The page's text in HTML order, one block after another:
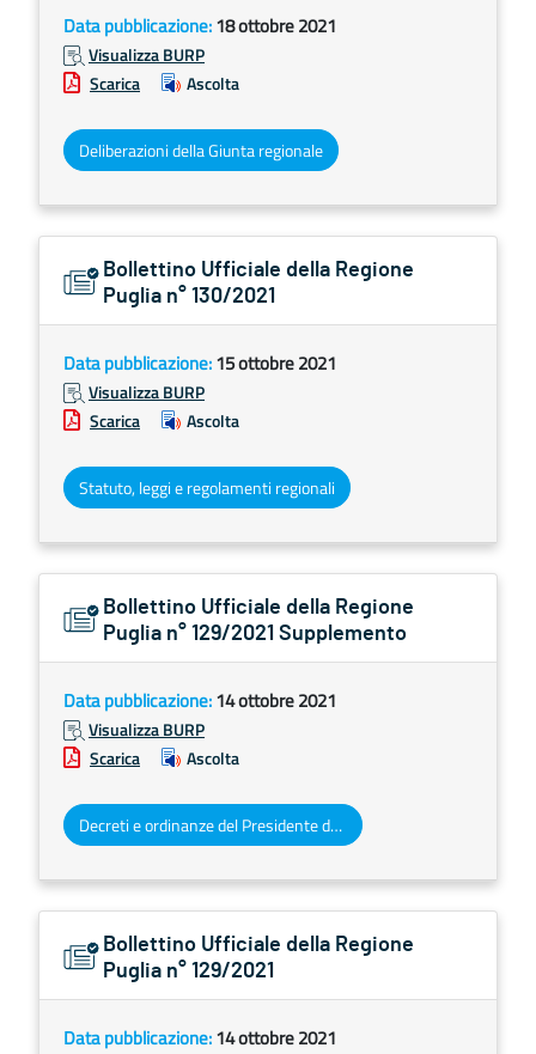
Data pubblicazione:18 ottobre 2021
Visualizza BURP
Scarica
Ascolta
Deliberazioni della Giunta regionale
Bollettino Ufficiale della Regione
Puglia n° 130/2021
Data pubblicazione:15 ottobre 2021
Visualizza BURP
Scarica
Ascolta
Statuto, leggi e regolamenti regionali
Bollettino Ufficiale della Regione
Puglia n° 129/2021 Supplemento
Data pubblicazione:14 ottobre 2021
Visualizza BURP
Scarica
Ascolta
Decreti e ordinanze del Presidente della Giunta regionale
Bollettino Ufficiale della Regione
Puglia n° 129/2021
Data pubblicazione:14 ottobre 2021